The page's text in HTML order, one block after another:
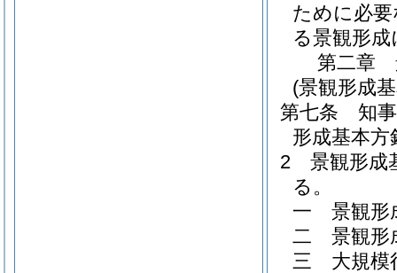
ために必
る景観形
第二章
(景観形成
第七条
知
形成基本
2
景観形成
る。
一
景観形
二
景観形
三
大規模